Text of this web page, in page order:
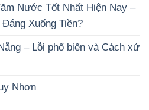
Nước Tốt Nhất Hiện Nay –
Xuống Tiền?
– Lỗi phổ biến và Cách xử
Nhơn